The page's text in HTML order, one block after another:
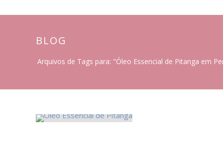
BLOG
Arquivos de Tags para: "Óleo Essencial de Pitanga em